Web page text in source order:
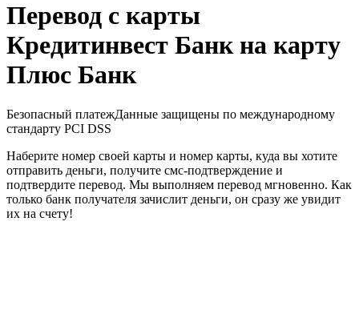
Перевод с карты
Кредитинвест Банк на карту
Плюс Банк
Безопасный платежДанные защищены по международному
стандарту PCI DSS
Наберите номер своей карты и номер карты, куда вы хотите
отправить деньги, получите смс-подтверждение и
подтвердите перевод. Мы выполняем перевод мгновенно. Как
только банк получателя зачислит деньги, он сразу же увидит
их на счету!